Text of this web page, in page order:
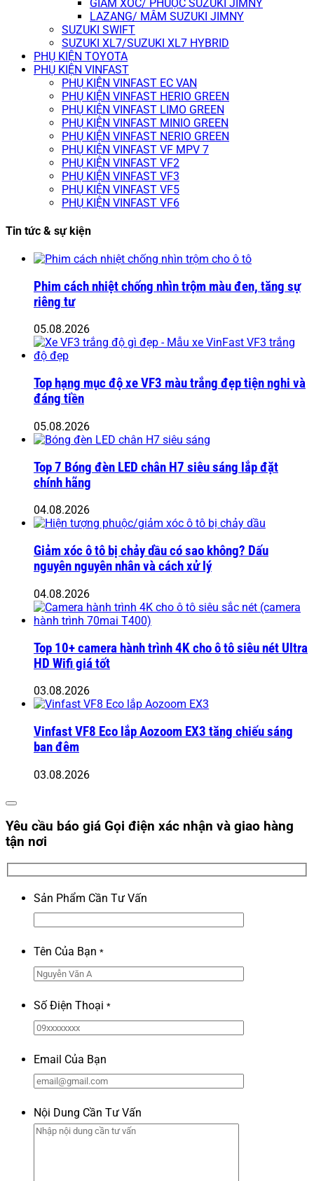
GIẢM XÓC/ PHUỘC SUZUKI JIMNY
LAZANG/ MÂM SUZUKI JIMNY
SUZUKI SWIFT
SUZUKI XL7/SUZUKI XL7 HYBRID
PHỤ KIỆN TOYOTA
PHỤ KIỆN VINFAST
PHỤ KIỆN VINFAST EC VAN
PHỤ KIỆN VINFAST HERIO GREEN
PHỤ KIỆN VINFAST LIMO GREEN
PHỤ KIỆN VINFAST MINIO GREEN
PHỤ KIỆN VINFAST NERIO GREEN
PHỤ KIỆN VINFAST VF MPV 7
PHỤ KIỆN VINFAST VF2
PHỤ KIỆN VINFAST VF3
PHỤ KIỆN VINFAST VF5
PHỤ KIỆN VINFAST VF6
Tin tức & sự kiện
Phim cách nhiệt chống nhìn trộm màu đen, tăng sự
riêng tư
05.08.2026
Top hạng mục độ xe VF3 màu trắng đẹp tiện nghi và
đáng tiền
05.08.2026
Top 7 Bóng đèn LED chân H7 siêu sáng lắp đặt
chính hãng
04.08.2026
Giảm xóc ô tô bị chảy dầu có sao không? Dấu
nguyên nguyên nhân và cách xử lý
04.08.2026
Top 10+ camera hành trình 4K cho ô tô siêu nét Ultra
HD Wifi giá tốt
03.08.2026
Vinfast VF8 Eco lắp Aozoom EX3 tăng chiếu sáng
ban đêm
03.08.2026
Yêu cầu báo giá Gọi điện xác nhận và giao hàng
tận nơi
Sản Phẩm Cần Tư Vấn
Tên Của Bạn *
Số Điện Thoại *
Email Của Bạn
Nội Dung Cần Tư Vấn